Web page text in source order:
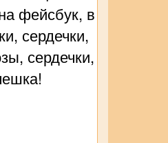
фейсбук, в
сердечки,
сердечки,